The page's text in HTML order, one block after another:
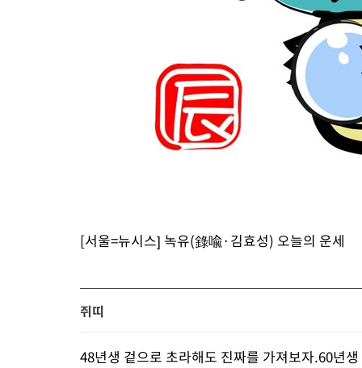
[서울=뉴시스] 녹유(錄喩·김효성) 오늘의 운세
쥐띠
48년생 겉으로 초라해도 진짜를 가져보자.60년